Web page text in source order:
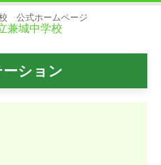
公式ホームページ
ション